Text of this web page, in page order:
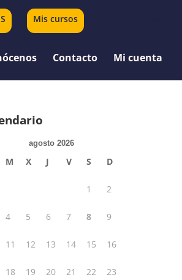
Mis cursos
Contacto Mi cuenta
agosto 2026
M X J V S D
1 2
4 5 6 7 8 9
11 12 13 14 15 16
18 19 20 21 22 23